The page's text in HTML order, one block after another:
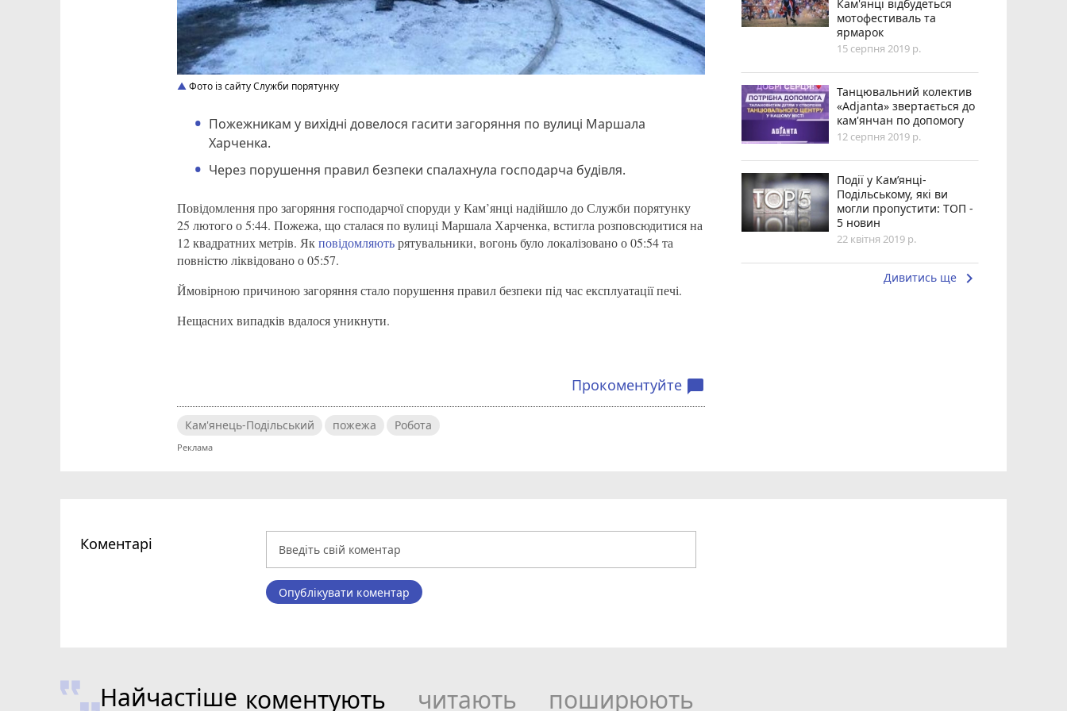
Фото із сайту Служби порятунку
Пожежникам у вихідні довелося гасити загоряння по вулиці Маршала
Харченка.
Через порушення правил безпеки спалахнула господарча будівля.
Повідомлення про загоряння господарчої споруди у Кам’янці надійшло до Служби порятунку
25 лютого о 5:44. Пожежа, що сталася по вулиці Маршала Харченка, встигла розповсюдитися на
12 квадратних метрів. Якповідомляютьрятувальники, вогонь було локалізовано о 05:54 та
повністю ліквідовано о 05:57.
Ймовірною причиною загоряння стало порушення правил безпеки під час експлуатації печі.
Нещасних випадків вдалося уникнути.
Прокоментуйте chat_bubble
Кам'янець-Подільський пожежа Робота
Кам'янці відбудеться
мотофестиваль та
ярмарок
15 серпня 2019 р.
Танцювальний колектив
«Adjanta» звертається до
кам'янчан по допомогу
12 серпня 2019 р.
Події у Кам’янці-
Подільському, які ви
могли пропустити: ТОП -
5 новин
22 квітня 2019 р.
Дивитись ще keyboard_arrow_right
Коментарі
Опублікувати коментар
Найчастіше коментують читають поширюють